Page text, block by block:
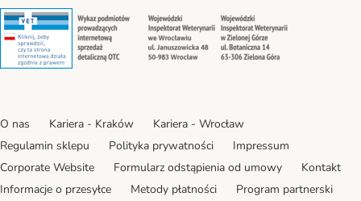
Security Security Security
O nas Kariera - Kraków
Kariera - Wrocław
Regulamin sklepu
Polityka prywatności
Impressum
Corporate Website
Formularz odstąpienia od umowy
Kontakt
Informacje o przesyłce
Metody płatności Program partnerski